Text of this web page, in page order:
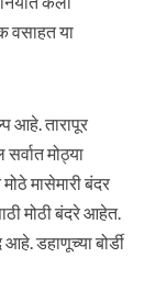
वसाहत या
आहे. तारापूर
मोठ्या
मासेमारी बंदर
मोठी बंदरे आहेत.
डहाणूच्या बोर्डी